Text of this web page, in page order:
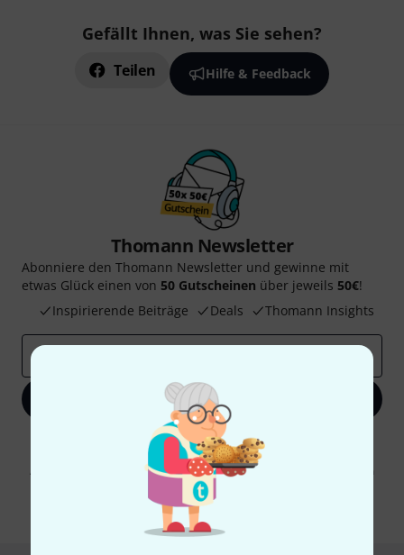
Gefällt Ihnen, was Sie sehen?
Teilen Hilfe & Feedback
Thomann Newsletter
Abonniere den Thomann Newsletter und gewinne mit
etwas Glück einen von 50 Gutscheinen über jeweils 50€!
Inspirierende Beiträge
Deals Thomann Insights
Jetzt anmelden
Mit Klick auf „Jetzt anmelden“ stimmen Sie dem Erhalt von E-Mail-
Werbung und einer Messung des E-Mail-Nutzungsverhaltens zu. Die
Abmeldung ist jederzeit möglich. Weitere Informationen finden Sie in
Datenschutzhinweisen
* Pflichtfeld